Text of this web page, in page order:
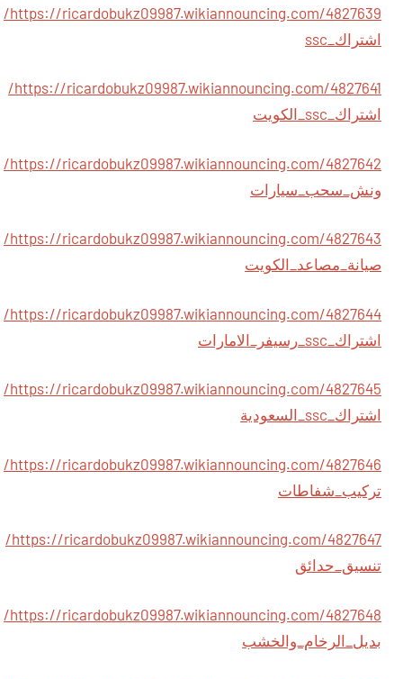
https://ricardobukz09987.wikiannouncing.com/4827639/
اشتراك_ssc
https://ricardobukz09987.wikiannouncing.com/4827641/
اشتراك_ssc_الكويت
https://ricardobukz09987.wikiannouncing.com/4827642/
ونش_سحب_سيارات
https://ricardobukz09987.wikiannouncing.com/4827643/
صيانة_مصاعد_الكويت
https://ricardobukz09987.wikiannouncing.com/4827644/
اشتراك_ssc_رسيفر_الامارات
https://ricardobukz09987.wikiannouncing.com/4827645/
اشتراك_ssc_السعودية
https://ricardobukz09987.wikiannouncing.com/4827646/
تركيب_شفاطات
https://ricardobukz09987.wikiannouncing.com/4827647/
تنسيق_حدائق
https://ricardobukz09987.wikiannouncing.com/4827648/
بديل_الرخام_والخشب